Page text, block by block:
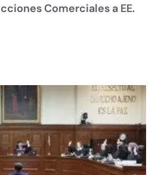
Comerciales a EE.